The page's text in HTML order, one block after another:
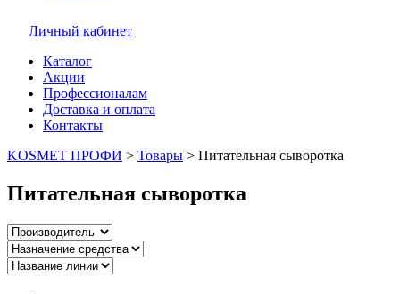
Личный кабинет
Каталог
Акции
Профессионалам
Доставка и оплата
Контакты
KOSMET ПРОФИ > Товары > Питательная сыворотка
Питательная сыворотка